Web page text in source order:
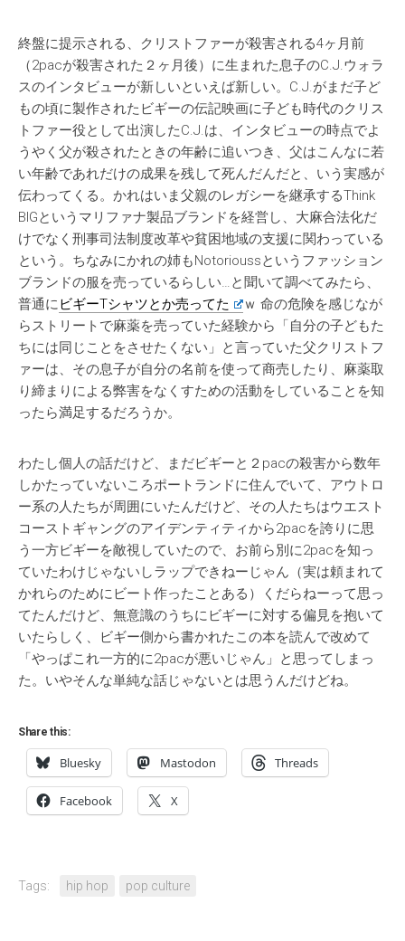
終盤に提示される、クリストファーが殺害される4ヶ月前
（2pacが殺害された２ヶ月後）に生まれた息子のC.J.ウォラ
スのインタビューが新しいといえば新しい。C.J.がまだ子ど
もの頃に製作されたビギーの伝記映画に子ども時代のクリス
トファー役として出演したC.J.は、インタビューの時点でよ
うやく父が殺されたときの年齢に追いつき、父はこんなに若
い年齢であれだけの成果を残して死んだんだと、いう実感が
伝わってくる。かれはいま父親のレガシーを継承するThink
BIGというマリファナ製品ブランドを経営し、大麻合法化だ
けでなく刑事司法制度改革や貧困地域の支援に関わっている
という。ちなみにかれの姉もNotorioussというファッション
ブランドの服を売っているらしい…と聞いて調べてみたら、
普通にビギーTシャツとか売ってた
ｗ 命の危険を感じなが
らストリートで麻薬を売っていた経験から「自分の子どもた
ちには同じことをさせたくない」と言っていた父クリストフ
ァーは、その息子が自分の名前を使って商売したり、麻薬取
り締まりによる弊害をなくすための活動をしていることを知
ったら満足するだろうか。
わたし個人の話だけど、まだビギーと２pacの殺害から数年
しかたっていないころポートランドに住んでいて、アウトロ
ー系の人たちが周囲にいたんだけど、その人たちはウエスト
コーストギャングのアイデンティティから2pacを誇りに思
う一方ビギーを敵視していたので、お前ら別に2pacを知っ
ていたわけじゃないしラップできねーじゃん（実は頼まれて
かれらのためにビート作ったことある）くだらねーって思っ
てたんだけど、無意識のうちにビギーに対する偏見を抱いて
いたらしく、ビギー側から書かれたこの本を読んで改めて
「やっぱこれ一方的に2pacが悪いじゃん」と思ってしまっ
た。いやそんな単純な話じゃないとは思うんだけどね。
Share this:
Bluesky Mastodon Threads
Facebook X
Tags: hip hop pop culture